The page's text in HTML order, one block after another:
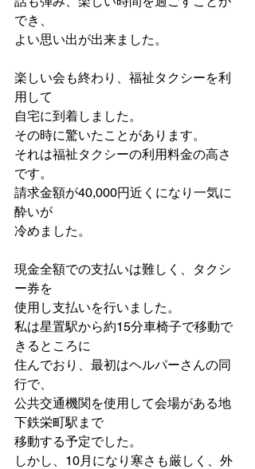
でき、
よい思い出が出来ました。
楽しい会も終わり、福祉タクシーを利
用して
自宅に到着しました。
その時に驚いたことがあります。
それは福祉タクシーの利用料金の高さ
です。
請求金額が40,000円近くになり一気に
酔いが
冷めました。
現金全額での支払いは難しく、タクシ
ー券を
使用し支払いを行いました。
私は星置駅から約15分車椅子で移動で
きるところに
住んでおり、最初はヘルパーさんの同
行で、
公共交通機関を使用して会場がある地
下鉄栄町駅まで
移動する予定でした。
しかし、10月になり寒さも厳しく、外